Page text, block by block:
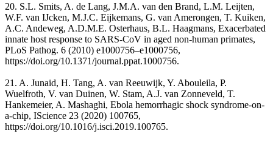
20. S.L. Smits, A. de Lang, J.M.A. van den Brand, L.M. Leijten,
W.F. van IJcken, M.J.C. Eijkemans, G. van Amerongen, T. Kuiken,
A.C. Andeweg, A.D.M.E. Osterhaus, B.L. Haagmans, Exacerbated
innate host response to SARS-CoV in aged non-human primates,
PLoS Pathog. 6 (2010) e1000756–e1000756,
https://doi.org/10.1371/journal.ppat.1000756.
21. A. Junaid, H. Tang, A. van Reeuwijk, Y. Abouleila, P.
Wuelfroth, V. van Duinen, W. Stam, A.J. van Zonneveld, T.
Hankemeier, A. Mashaghi, Ebola hemorrhagic shock syndrome-on-
a-chip, IScience 23 (2020) 100765,
https://doi.org/10.1016/j.isci.2019.100765.